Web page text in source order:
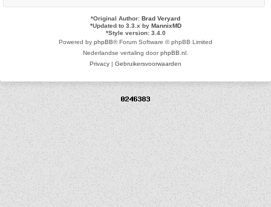
*Original Author: Brad Veryard
*Updated to 3.3.x by MannixMD
*Style version: 3.4.0
Powered by phpBB® Forum Software © phpBB Limited
Nederlandse vertaling doorphpBB.nl
Privacy | Gebruikersvoorwaarden